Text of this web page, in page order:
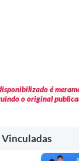
é
o original